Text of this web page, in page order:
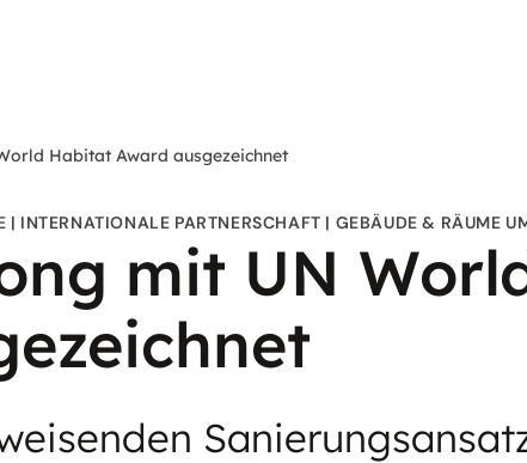
Habitat Award ausgezeichnet
INTERNATIONALE PARTNERSCHAFT GEBÄUDE & RÄUME
mit UN